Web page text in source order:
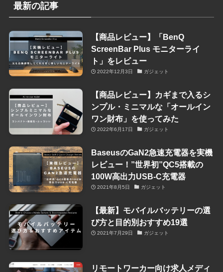
最新の記事
【商品レビュー】「BenQ
ScreenBar Plus モニターライ
ト」をレビュー
2022年12月3日 ガジェット
【商品レビュー】カギまで入るシ
ンプル・ミニマルな「オールイン
ワン財布」を使ってみた
2022年6月17日 ガジェット
BaseusのGaN2急速充電器を実機
レビュー！”世界初”QC5搭載の
100W高出力USB-C充電器
2021年8月5日 ガジェット
【最新】モバイルバッテリーの選
び方と目的別おすすめ19選
2021年7月29日 ガジェット
リモートワーカー向け求人メディ